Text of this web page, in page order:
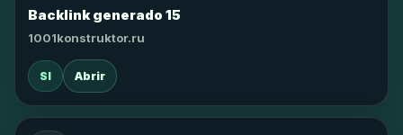
Backlink generado 15
1001konstruktor.ru
SI Abrir